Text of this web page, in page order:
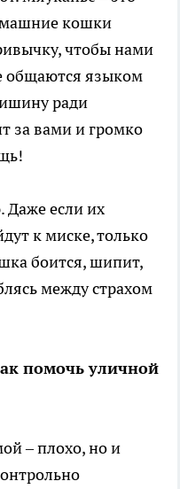
кошки
чтобы нами
общаются языком
ради
за вами и громко
Даже если их
к миске, только
боится, шипит,
между страхом
помочь уличной
– плохо, но и